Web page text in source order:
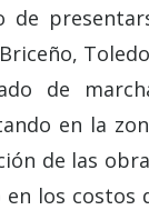
de
de
en la
de las
los costos